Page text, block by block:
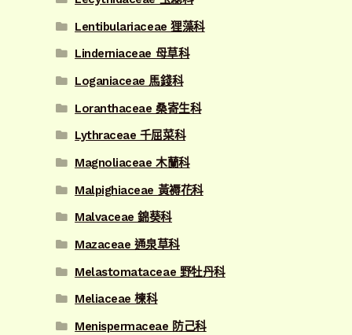
Lentibulariaceae 狸藻科
Linderniaceae 母草科
Loganiaceae 馬錢科
Loranthaceae 桑寄生科
Lythraceae 千屈菜科
Magnoliaceae 木蘭科
Malpighiaceae 黃褥花科
Malvaceae 錦葵科
Mazaceae 通泉草科
Melastomataceae 野牡丹科
Meliaceae 楝科
Menispermaceae 防己科